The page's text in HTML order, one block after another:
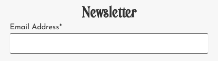
Newsletter
Email Address*